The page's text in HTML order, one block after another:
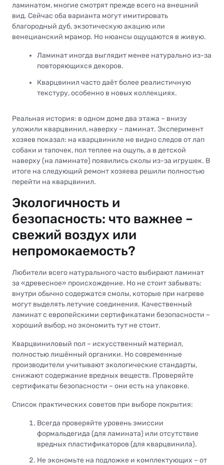
ламинатом, многие смотрят прежде всего на внешний
вид. Сейчас оба варианта могут имитировать
благородный дуб, экзотическую акацию или
венецианский мрамор. Но нюансы ощущаются в живую.
Ламинат иногда выглядит менее натурально из-за
повторяющихся декоров.
Кварцвинил часто даёт более реалистичную
текстуру, особенно в новых коллекциях.
Реальная история: в одном доме два этажа – внизу
уложили кварцвинил, наверху – ламинат. Эксперимент
хозяев показал: на кварцвиниле не видно следов от лап
собаки и тапочек, пол теплее на ощупь, а в детской
наверху (на ламинате) появились сколы из-за игрушек. В
итоге на следующий ремонт хозяева решили полностью
перейти на кварцвинил.
Экологичность и
безопасность: что важнее –
свежий воздух или
непромокаемость?
Любители всего натурального часто выбирают ламинат
за «древесное» происхождение. Но не стоит забывать:
внутри обычно содержатся смолы, которые при нагреве
могут выделять летучие соединения. Качественный
ламинат с европейскими сертификатами безопасности –
хороший выбор, но экономить тут не стоит.
Кварцвиниловый пол – искусственный материал,
полностью лишённый органики. Но современные
производители учитывают экологические стандарты,
снижают содержание вредных веществ. Проверяйте
сертификаты безопасности – они есть на упаковке.
Список практических советов при выборе покрытия:
Всегда проверяйте уровень эмиссии
формальдегида (для ламината) или отсутствие
вредных пластификаторов (для кварцвинила).
Не экономьте на подложке и комплектующих – от